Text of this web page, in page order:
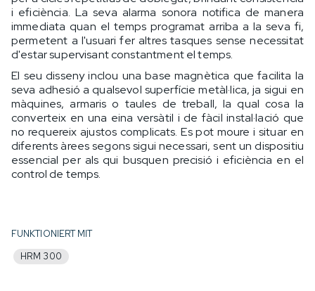
i eficiència. La seva alarma sonora notifica de manera
immediata quan el temps programat arriba a la seva fi,
permetent a l'usuari fer altres tasques sense necessitat
d'estar supervisant constantment el temps.
El seu disseny inclou una base magnètica que facilita la
seva adhesió a qualsevol superfície metàl·lica, ja sigui en
màquines, armaris o taules de treball, la qual cosa la
converteix en una eina versàtil i de fàcil instal·lació que
no requereix ajustos complicats. Es pot moure i situar en
diferents àrees segons sigui necessari, sent un dispositiu
essencial per als qui busquen precisió i eficiència en el
control de temps.
FUNKTIONIERT MIT
HRM 300